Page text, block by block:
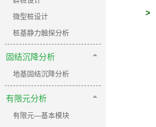
微型桩设计
桩基静力触探分析
固结沉降分析
地基固结沉降分析
有限元分析
有限元—基本模块
>